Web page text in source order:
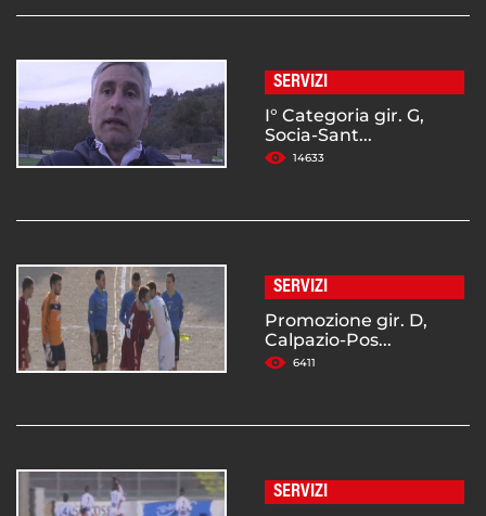
SERVIZI
I° Categoria gir. G,
Socia-Sant...
14633
SERVIZI
Promozione gir. D,
Calpazio-Pos...
6411
SERVIZI